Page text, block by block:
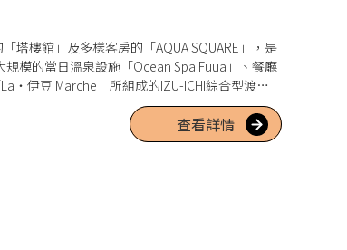
「塔樓館」及多樣客房的「AQUA SQUARE」，是
模的當日溫泉設施「Ocean Spa Fuua」、餐廳
・伊豆 Marche」所組成的IZU-ICHI綜合型渡假
查看詳情